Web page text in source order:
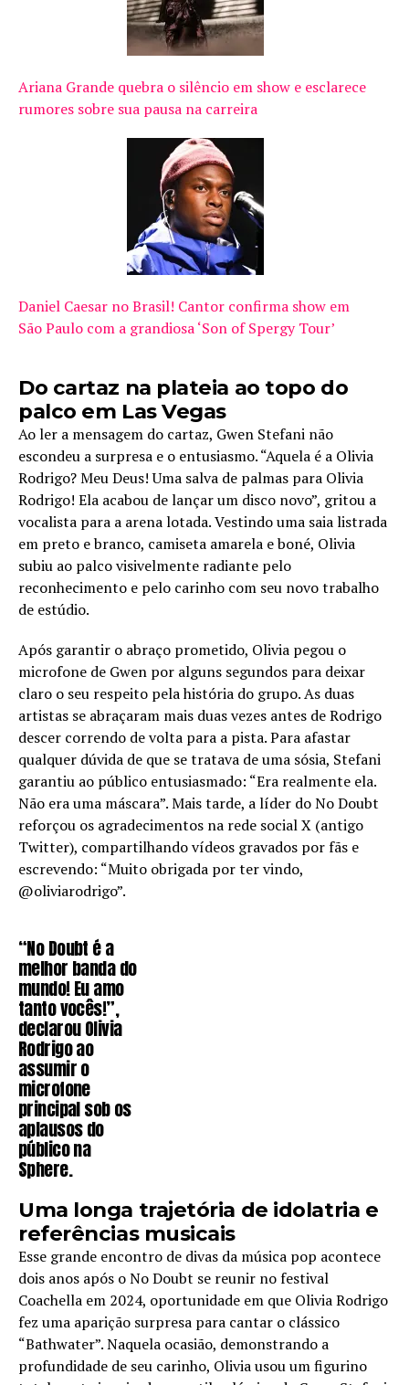
Ariana Grande quebra o silêncio em show e esclarece
rumores sobre sua pausa na carreira
Daniel Caesar no Brasil! Cantor confirma show em
São Paulo com a grandiosa ‘Son of Spergy Tour’
Do cartaz na plateia ao topo do
palco em Las Vegas
Ao ler a mensagem do cartaz, Gwen Stefani não
escondeu a surpresa e o entusiasmo. “Aquela é a Olivia
Rodrigo? Meu Deus! Uma salva de palmas para Olivia
Rodrigo! Ela acabou de lançar um disco novo”, gritou a
vocalista para a arena lotada. Vestindo uma saia listrada
em preto e branco, camiseta amarela e boné, Olivia
subiu ao palco visivelmente radiante pelo
reconhecimento e pelo carinho com seu novo trabalho
de estúdio.
Após garantir o abraço prometido, Olivia pegou o
microfone de Gwen por alguns segundos para deixar
claro o seu respeito pela história do grupo. As duas
artistas se abraçaram mais duas vezes antes de Rodrigo
descer correndo de volta para a pista. Para afastar
qualquer dúvida de que se tratava de uma sósia, Stefani
garantiu ao público entusiasmado: “Era realmente ela.
Não era uma máscara”. Mais tarde, a líder do No Doubt
reforçou os agradecimentos na rede social X (antigo
Twitter), compartilhando vídeos gravados por fãs e
escrevendo: “Muito obrigada por ter vindo,
@oliviarodrigo”.
“No Doubt é a
melhor banda do
mundo! Eu amo
tanto vocês!”,
declarou Olivia
Rodrigo ao
assumir o
microfone
principal sob os
aplausos do
público na
Sphere.
Uma longa trajetória de idolatria e
referências musicais
Esse grande encontro de divas da música pop acontece
dois anos após o No Doubt se reunir no festival
Coachella em 2024, oportunidade em que Olivia Rodrigo
fez uma aparição surpresa para cantar o clássico
“Bathwater”. Naquela ocasião, demonstrando a
profundidade de seu carinho, Olivia usou um figurino